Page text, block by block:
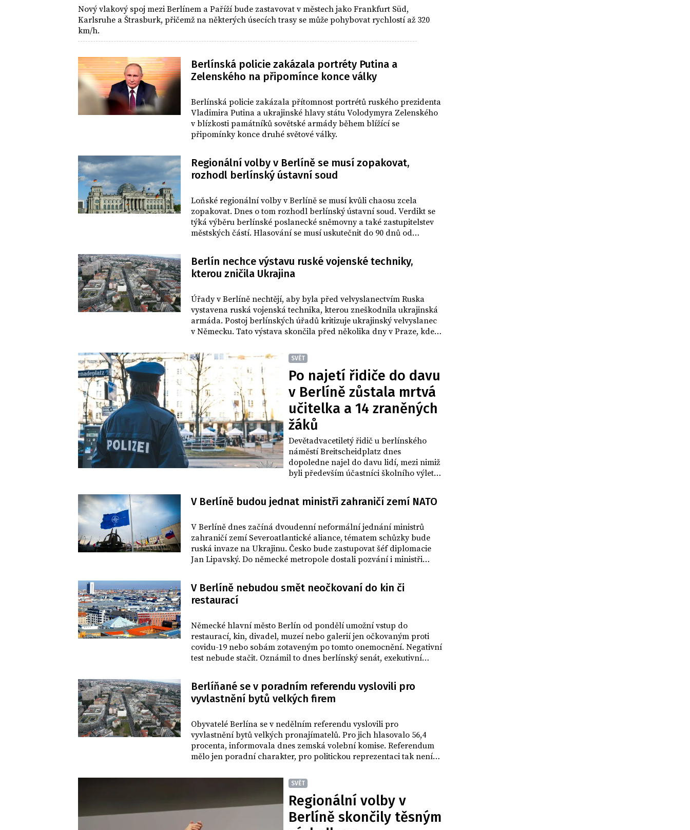
Nový vlakový spoj mezi Berlínem a Paříží bude zastavovat v městech jako Frankfurt Süd,
Karlsruhe a Štrasburk, přičemž na některých úsecích trasy se může pohybovat rychlostí až 320
km/h.
Berlínská policie zakázala portréty Putina a
Zelenského na připomínce konce války
Berlínská policie zakázala přítomnost portrétů ruského prezidenta
Vladimira Putina a ukrajinské hlavy státu Volodymyra Zelenského
v blízkosti památníků sovětské armády během blížící se
připomínky konce druhé světové války.
Regionální volby v Berlíně se musí zopakovat,
rozhodl berlínský ústavní soud
Loňské regionální volby v Berlíně se musí kvůli chaosu zcela
zopakovat. Dnes o tom rozhodl berlínský ústavní soud. Verdikt se
týká výběru berlínské poslanecké sněmovny a také zastupitelstev
městských částí. Hlasování se musí uskutečnit do 90 dnů od
komise Stephan Bröchler považuje 12. únor 2023.
Berlín nechce výstavu ruské vojenské techniky,
kterou zničila Ukrajina
Úřady v Berlíně nechtějí, aby byla před velvyslanectvím Ruska
vystavena ruská vojenská technika, kterou zneškodnila ukrajinská
armáda. Postoj berlínských úřadů kritizuje ukrajinský velvyslanec
v Německu. Tato výstava skončila před několika dny v Praze, kde
SVĚT
Po najetí řidiče do davu
v Berlíně zůstala mrtvá
učitelka a 14 zraněných
žáků
Devětadvacetiletý řidič u berlínského
náměstí Breitscheidplatz dnes
dopoledne najel do davu lidí, mezi nimiž
byli především účastníci školního výletu.
zranilo se mimo jiné 14 žáků ze spolkové
země Hesensko. Potvrdila to dnes večer
sdělila, že řidiče, který je arménského
původu, zadržela. Podle zdrojů
bulvárního listu Bild a novin Berliner
Zeitung byl čin zjevně úmyslný, jeho
politický. Na náměstí Breitscheidplatz se
v roce 2016 stal teroristický útok, při
V Berlíně budou jednat ministři zahraničí zemí NATO
V Berlíně dnes začíná dvoudenní neformální jednání ministrů
zahraničí zemí Severoatlantické aliance, tématem schůzky bude
ruská invaze na Ukrajinu. Česko bude zastupovat šéf diplomacie
Jan Lipavský. Do německé metropole dostali pozvání i ministři
vstup do NATO.
V Berlíně nebudou smět neočkovaní do kin či
restaurací
Německé hlavní město Berlín od pondělí umožní vstup do
restaurací, kin, divadel, muzeí nebo galerií jen očkovaným proti
covidu-19 nebo sobám zotaveným po tomto onemocnění. Negativní
test nebude stačit. Oznámil to dnes berlínský senát, exekutivní
Berlíňané se v poradním referendu vyslovili pro
vyvlastnění bytů velkých firem
Obyvatelé Berlína se v nedělním referendu vyslovili pro
vyvlastnění bytů velkých pronajímatelů. Pro jich hlasovalo 56,4
procenta, informovala dnes zemská volební komise. Referendum
mělo jen poradní charakter, pro politickou reprezentaci tak není
SVĚT
Regionální volby v
Berlíně skončily těsným